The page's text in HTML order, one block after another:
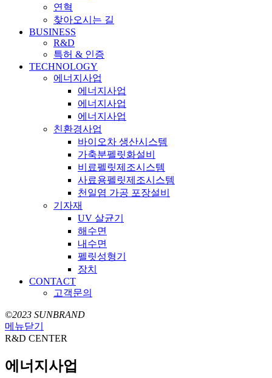
연혁
찾아오시는 길
BUSINESS
R&D
특허 & 인증
TECHNOLOGY
에너지사업
에너지사업
에너지사업
에너지사업
친환경사업
바이오차 생산시스템
가축분펠릿화설비
비료펠릿제조시스템
사료용펠릿제조시스템
천일염 가공 포장설비
기자재
UV 살균기
해수면
내수면
펠릿성형기
장치
CONTACT
고객문의
©2023 SUNBRAND
메뉴닫기
R&D CENTER
에너지사업